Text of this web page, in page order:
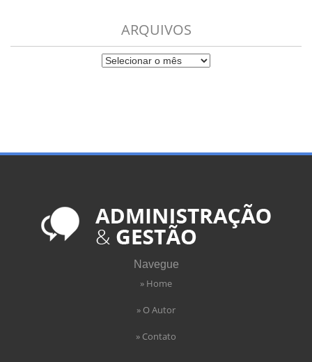
ARQUIVOS
Navegue
» Home
» O Autor
» Contato